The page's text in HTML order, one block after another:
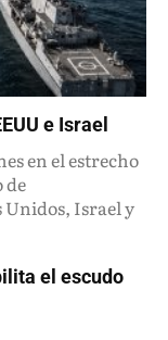
e Israel
en el estrecho
de
Unidos, Israel y
el escudo